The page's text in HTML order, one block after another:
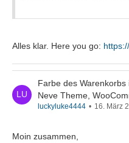
Alles klar. Here you go:
Farbe des Warenkorbs
Neve Theme,
luckyluke4444 16. März
Moin zusammen,